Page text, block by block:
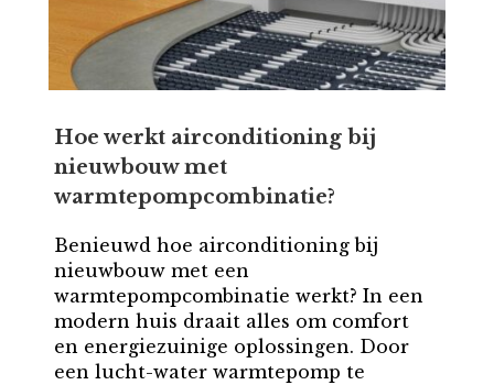
Hoe werkt airconditioning bij
nieuwbouw met
warmtepompcombinatie?
Benieuwd hoe airconditioning bij
nieuwbouw met een
warmtepompcombinatie werkt? In een
modern huis draait alles om comfort
en energiezuinige oplossingen. Door
een lucht-water warmtepomp te